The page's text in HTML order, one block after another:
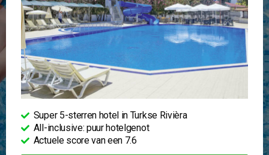
Super 5-sterren hotel in Turkse Rivièra
All-inclusive: puur hotelgenot
Actuele score van een 7.6